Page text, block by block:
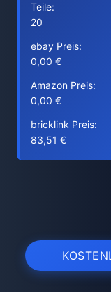
Teile:
20
ebay Preis:
0,00 €
Amazon Preis:
0,00 €
bricklink Preis:
83,51 €